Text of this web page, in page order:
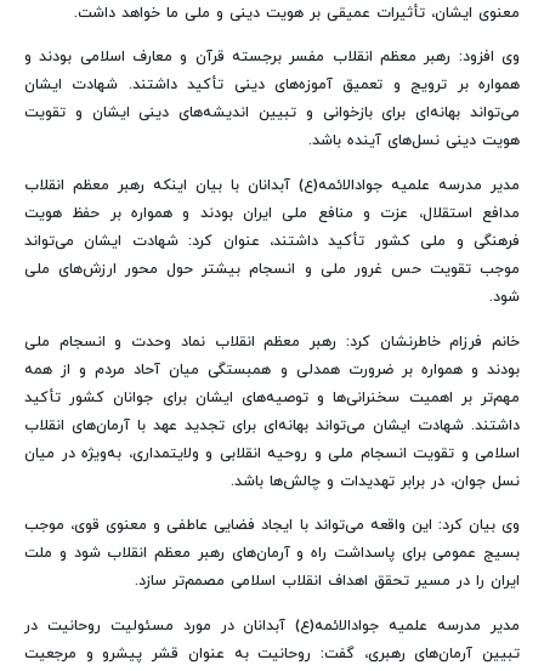
معنوی ایشان، تأثیرات عمیقی بر هویت دینی و ملی ما خواهد داشت.
وی افزود: رهبر معظم انقلاب مفسر برجسته قرآن و معارف اسلامی بودند و
همواره بر ترویج و تعمیق آموزه‌های دینی تأکید داشتند. شهادت ایشان
می‌تواند بهانه‌ای برای بازخوانی و تبیین اندیشه‌های دینی ایشان و تقویت
هویت دینی نسل‌های آینده باشد.
مدیر مدرسه علمیه جوادالائمه(ع) آبدانان با بیان اینکه رهبر معظم انقلاب
مدافع استقلال، عزت و منافع ملی ایران بودند و همواره بر حفظ هویت
فرهنگی و ملی کشور تأکید داشتند، عنوان کرد: شهادت ایشان می‌تواند
موجب تقویت حس غرور ملی و انسجام بیشتر حول محور ارزش‌های ملی
شود.
خانم فرزام خاطرنشان کرد: رهبر معظم انقلاب نماد وحدت و انسجام ملی
بودند و همواره بر ضرورت همدلی و همبستگی میان آحاد مردم و از همه
مهم‌تر بر اهمیت سخنرانی‌ها و توصیه‌های ایشان برای جوانان کشور تأکید
داشتند. شهادت ایشان می‌تواند بهانه‌ای برای تجدید عهد با آرمان‌های انقلاب
اسلامی و تقویت انسجام ملی و روحیه انقلابی و ولایتمداری، به‌ویژه در میان
نسل جوان، در برابر تهدیدات و چالش‌ها باشد.
وی بیان کرد: این واقعه می‌تواند با ایجاد فضایی عاطفی و معنوی قوی، موجب
بسیج عمومی برای پاسداشت راه و آرمان‌های رهبر معظم انقلاب شود و ملت
ایران را در مسیر تحقق اهداف انقلاب اسلامی مصمم‌تر سازد.
مدیر مدرسه علمیه جوادالائمه(ع) آبدانان در مورد مسئولیت روحانیت در
تبیین آرمان‌های رهبری، گفت: روحانیت به عنوان قشر پیشرو و مرجعیت